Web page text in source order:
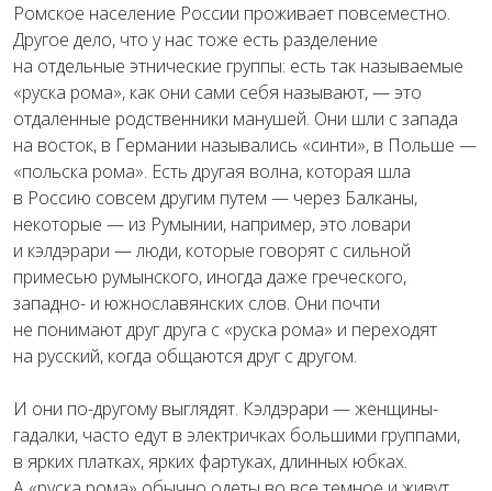
Ромское население России проживает повсеместно.
Другое дело, что у нас тоже есть разделение
на отдельные этнические группы: есть так называемые
«руска рома», как они сами себя называют, — это
отдаленные родственники манушей. Они шли с запада
на восток, в Германии назывались «синти», в Польше —
«польска рома». Есть другая волна, которая шла
в Россию совсем другим путем — через Балканы,
некоторые — из Румынии, например, это ловари
и кэлдэрари — люди, которые говорят с сильной
примесью румынского, иногда даже греческого,
западно- и южнославянских слов. Они почти
не понимают друг друга с «руска рома» и переходят
на русский, когда общаются друг с другом.
И они по-другому выглядят. Кэлдэрари — женщины-
гадалки, часто едут в электричках большими группами,
в ярких платках, ярких фартуках, длинных юбках.